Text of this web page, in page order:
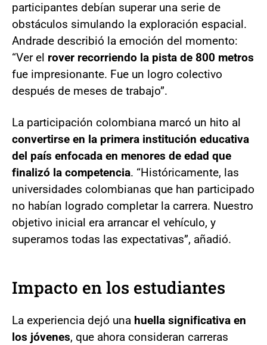
participantes debían superar una serie de
obstáculos simulando la exploración espacial.
Andrade describió la emoción del momento:
“Ver el rover recorriendo la pista de 800 metros
fue impresionante. Fue un logro colectivo
después de meses de trabajo”.
La participación colombiana marcó un hito al
convertirse en la primera institución educativa
del país enfocada en menores de edad que
finalizó la competencia. “Históricamente, las
universidades colombianas que han participado
no habían logrado completar la carrera. Nuestro
objetivo inicial era arrancar el vehículo, y
superamos todas las expectativas”, añadió.
Impacto en los estudiantes
La experiencia dejó una huella significativa en
los jóvenes, que ahora consideran carreras